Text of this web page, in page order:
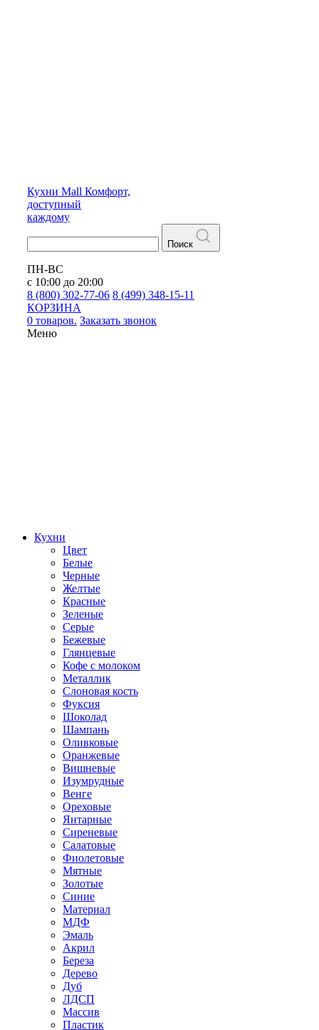
Кухни Mall Комфорт,
доступный
каждому
Поиск
ПН-ВС
с 10:00 до 20:00
8 (800) 302-77-06 8 (499) 348-15-11
КОРЗИНА
0 товаров. Заказать звонок
Меню
Кухни
Цвет
Белые
Черные
Желтые
Красные
Зеленые
Серые
Бежевые
Глянцевые
Кофе с молоком
Металлик
Слоновая кость
Фуксия
Шоколад
Шампань
Оливковые
Оранжевые
Вишневые
Изумрудные
Венге
Ореховые
Янтарные
Сиреневые
Салатовые
Фиолетовые
Мятные
Золотые
Синие
Материал
МДФ
Эмаль
Акрил
Береза
Дерево
Дуб
ЛДСП
Массив
Пластик